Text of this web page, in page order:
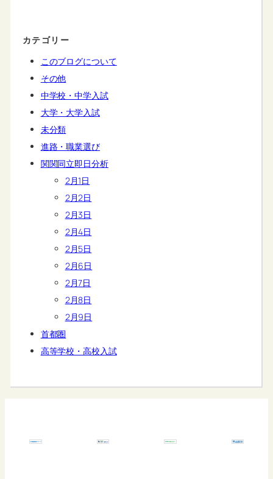
カテゴリー
このブログについて
その他
中学校・中学入試
大学・大学入試
未分類
進路・職業選び
関関同立即日分析
2月1日
2月2日
2月3日
2月4日
2月5日
2月6日
2月7日
2月8日
2月9日
首都圏
高等学校・高校入試